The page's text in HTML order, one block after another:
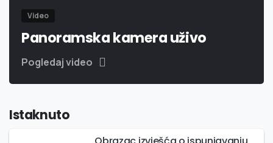
Video
Panoramska kamera uživo
Pogledaj video
Istaknuto